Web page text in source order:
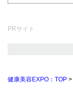
PRサイト
健康美容EXPO：TOP >